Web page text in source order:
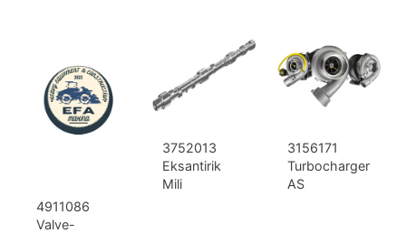
4911086
Valve-
3752013
Eksantirik
Mili
3156171
Turbocharger
AS